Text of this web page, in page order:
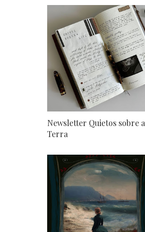
Newsletter Quietos sobre a
Terra